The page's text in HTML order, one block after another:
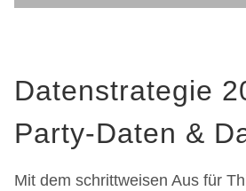
Datenstrategie
Party-Daten &
Mit dem schrittweisen Aus für